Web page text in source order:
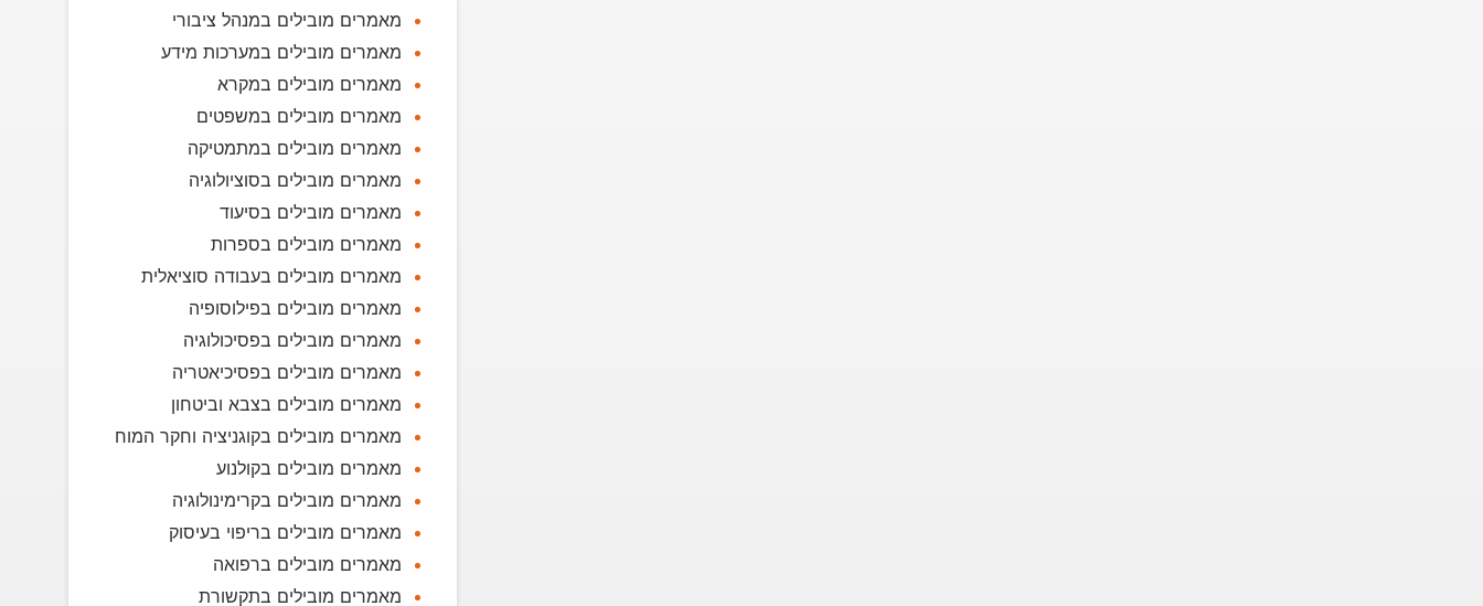
מאמרים מובילים במנהל ציבורי
מאמרים מובילים במערכות מידע
מאמרים מובילים במקרא
מאמרים מובילים במשפטים
מאמרים מובילים במתמטיקה
מאמרים מובילים בסוציולוגיה
מאמרים מובילים בסיעוד
מאמרים מובילים בספרות
מאמרים מובילים בעבודה סוציאלית
מאמרים מובילים בפילוסופיה
מאמרים מובילים בפסיכולוגיה
מאמרים מובילים בפסיכיאטריה
מאמרים מובילים בצבא וביטחון
מאמרים מובילים בקוגניציה וחקר המוח
מאמרים מובילים בקולנוע
מאמרים מובילים בקרימינולוגיה
מאמרים מובילים בריפוי בעיסוק
מאמרים מובילים ברפואה
מאמרים מובילים בתקשורת